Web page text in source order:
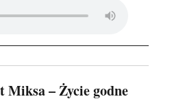
Miksa – Życie godne